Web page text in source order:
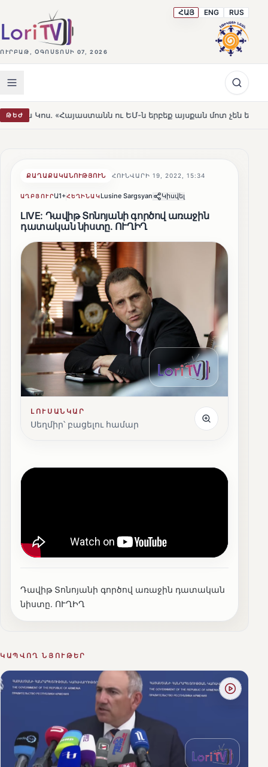
ՈՒՐԲԱԹ, ՕԳՈՍՏՈՍԻ 07, 2026
ՀԱՅ ENG RUS
ԹԵԺ ու ԵՄ-ն երբեք այսքան մոտ չեն եղել» HOT
ՔԱՂԱՔԱԿԱՆՈՒԹՅՈՒՆ ՀՈՒՆՎԱՐԻ 19, 2022, 15:34
ԱՂԲՅՈՒՐԱ1+ՀԵՂԻՆԱԿLusine Sargsyan Կիսվել
LIVE: Դավիթ Տոնոյանի գործով առաջին
դատական նիստը․ ՈՒՂԻՂ
ԼՈՒՍԱՆԿԱՐ
Սեղմիր՝ բացելու համար
Դավիթ Տոնոյանի գործով առաջին դատական
նիստը․ ՈՒՂԻՂ
ԿԱՊՎՈՂ ՆՅՈՒԹԵՐ